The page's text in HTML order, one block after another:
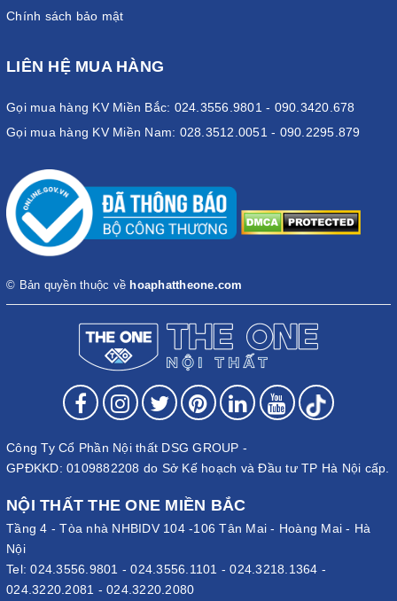
Chính sách bảo mật
LIÊN HỆ MUA HÀNG
Gọi mua hàng KV Miền Bắc: 024.3556.9801 - 090.3420.678
Gọi mua hàng KV Miền Nam: 028.3512.0051 - 090.2295.879
© Bản quyền thuộc về hoaphattheone.com
Công Ty Cổ Phần Nội thất DSG GROUP -
GPĐKKD: 0109882208 do Sở Kế hoạch và Đầu tư TP Hà Nội cấp.
NỘI THẤT THE ONE MIỀN BẮC
Tầng 4 - Tòa nhà NHBIDV 104 -106 Tân Mai - Hoàng Mai - Hà
Nội
Tel:024.3556.9801 -024.3556.1101 -024.3218.1364 -
024.3220.2081 - 024.3220.2080